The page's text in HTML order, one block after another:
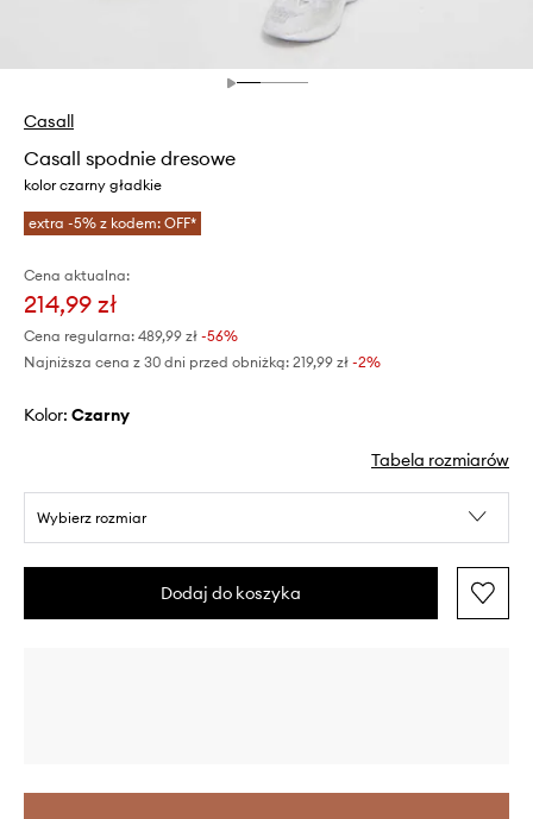
Casall
Casall spodnie dresowe
kolor czarny gładkie
extra -5% z kodem: OFF*
Cena aktualna:
214,99 zł
Cena regularna: 489,99 zł -56%
Najniższa cena z 30 dni przed obniżką: 219,99 zł -2%
Kolor: czarny
Tabela rozmiarów
Wybierz rozmiar
Dodaj do koszyka